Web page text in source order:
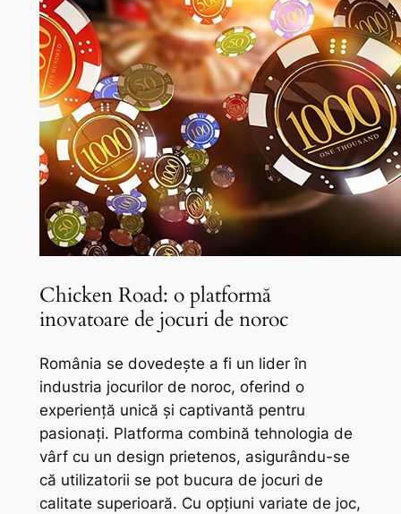
Chicken Road: o platformă
inovatoare de jocuri de noroc
România se dovedește a fi un lider în
industria jocurilor de noroc, oferind o
experiență unică și captivantă pentru
pasionați. Platforma combină tehnologia de
vârf cu un design prietenos, asigurându-se
că utilizatorii se pot bucura de jocuri de
calitate superioară. Cu opțiuni variate de joc,